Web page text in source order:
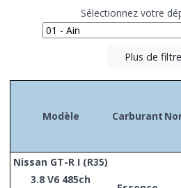
Sélectionnez votre
Plus de
Modèle Carburant
Nissan GT-R I (R35)
3.8 V6 485ch